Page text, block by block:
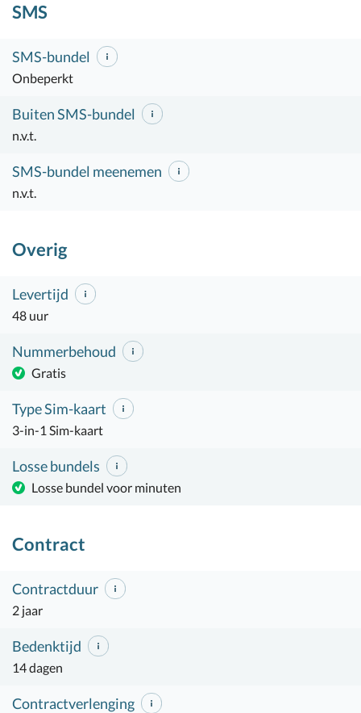
SMS
SMS-bundel
Onbeperkt
Buiten SMS-bundel
n.v.t.
SMS-bundel meenemen
n.v.t.
Overig
Levertijd
48 uur
Nummerbehoud
Gratis
Type Sim-kaart
3-in-1 Sim-kaart
Losse bundels
Losse bundel voor minuten
Contract
Contractduur
2 jaar
Bedenktijd
14 dagen
Contractverlenging